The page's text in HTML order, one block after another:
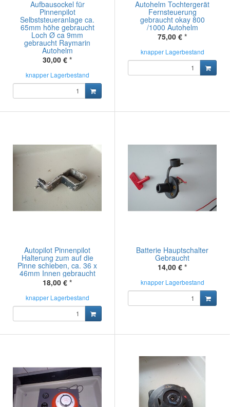
Aufbausockel für
Pinnenpilot
Selbststeueranlage ca.
65mm höhe gebraucht
Loch Ø ca 9mm
gebraucht Raymarin
Autohelm
30,00 € *
knapper Lagerbestand
Autohelm Tochtergerät
Fernsteuerung
gebraucht okay 800
/1000 Autohelm
75,00 € *
knapper Lagerbestand
Autopilot Pinnenpilot
Halterung zum auf die
Pinne schieben, ca. 36 x
46mm Innen gebraucht
18,00 € *
knapper Lagerbestand
Batterie Hauptschalter
Gebraucht
14,00 € *
knapper Lagerbestand